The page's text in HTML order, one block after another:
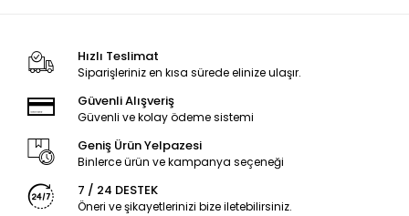
Hızlı Teslimat
Siparişleriniz en kısa sürede elinize ulaşır.
Güvenli Alışveriş
Güvenli ve kolay ödeme sistemi
Geniş Ürün Yelpazesi
Binlerce ürün ve kampanya seçeneği
7 / 24 DESTEK
Öneri ve şikayetlerinizi bize iletebilirsiniz.